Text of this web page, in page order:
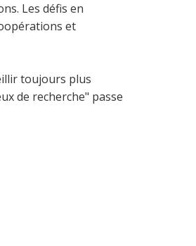
Les défis en
et
toujours plus
de recherche" passe